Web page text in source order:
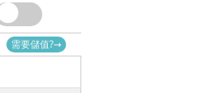
需要儲值?→